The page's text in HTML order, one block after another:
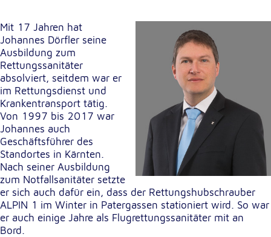
Mit 17 Jahren hat
Johannes Dörfler seine
Ausbildung zum
Rettungssanitäter
absolviert, seitdem war er
im Rettungsdienst und
Krankentransport tätig.
Von 1997 bis 2017 war
Johannes auch
Geschäftsführer des
Standortes in Kärnten.
Nach seiner Ausbildung
zum Notfallsanitäter setzte
er sich auch dafür ein, dass der Rettungshubschrauber
ALPIN 1 im Winter in Patergassen stationiert wird. So war
er auch einige Jahre als Flugrettungssanitäter mit an
Bord.
Statistik Cookies erfassen Informationen anonym.
Diese Informationen helfen uns zu verstehen, wie
unsere Besucher unsere Website nutzen.
Google Analytics
Name:
_ga, _gid, _gac_gb_
Anbieter:
Google LLC
Zweck:
Erhebung von Statistiken zur Website-Nutzung
Cookie Laufzeit:
24 Stunden - 2 Jahre